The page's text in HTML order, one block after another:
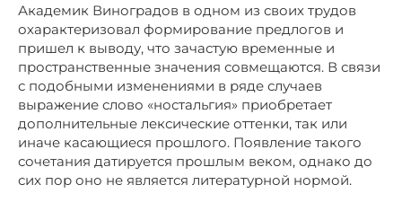
Академик Виноградов в одном из своих трудов
охарактеризовал формирование предлогов и
пришел к выводу, что зачастую временные и
пространственные значения совмещаются. В связи
с подобными изменениями в ряде случаев
выражение слово «ностальгия» приобретает
дополнительные лексические оттенки, так или
иначе касающиеся прошлого. Появление такого
сочетания датируется прошлым веком, однако до
сих пор оно не является литературной нормой.